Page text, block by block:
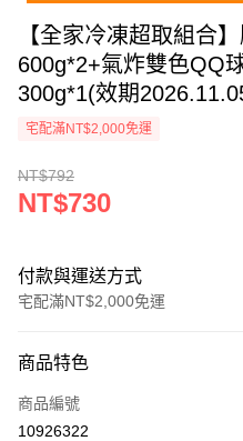
【全家冷凍超取組合
600g*2+氣炸雙色QQ
300g*1(效期2026.11.05) + 九份蕃薯圓
(共6入)
宅配滿NT$2,000免運
NT$792
NT$730
付款與運送方式
宅配滿NT$2,000免運
信用卡一次付款
LINE Pay
商品特色
商品編號
10926322